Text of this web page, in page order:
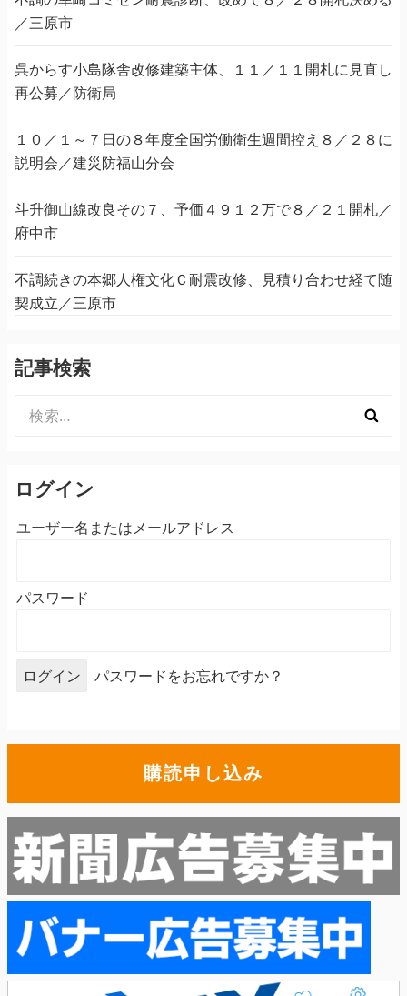
／三原市
呉からす小島隊舎改修建築主体、１１／１１開札に見直し
再公募／防衛局
１０／１～７日の８年度全国労働衛生週間控え８／２８に
説明会／建災防福山分会
斗升御山線改良その７、予価４９１２万で８／２１開札／
府中市
不調続きの本郷人権文化Ｃ耐震改修、見積り合わせ経て随
契成立／三原市
記事検索
索:
ログイン
ユーザー名またはメールアドレス
パスワード
パスワードをお忘れですか？
購読申し込み